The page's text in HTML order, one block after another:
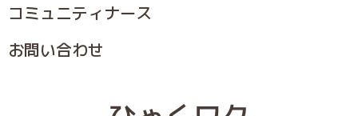
コミュニティナース
お問い合わせ